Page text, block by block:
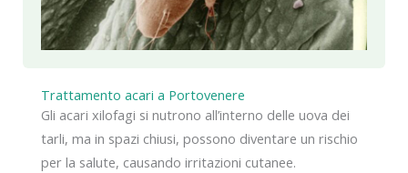
Trattamento acari a Portovenere
Gli acari xilofagi si nutrono all’interno delle uova dei
tarli, ma in spazi chiusi, possono diventare un rischio
per la salute, causando irritazioni cutanee.